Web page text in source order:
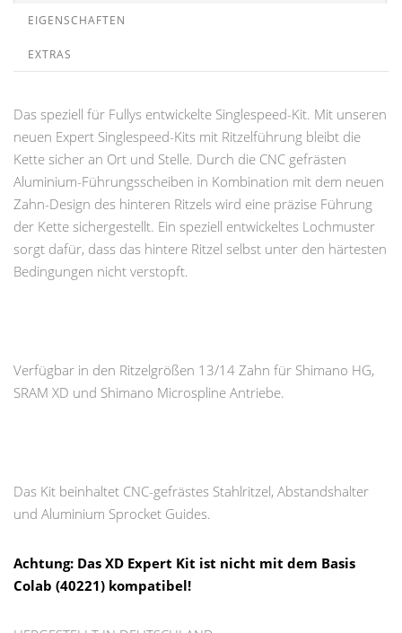
EIGENSCHAFTEN
EXTRAS
Das speziell für Fullys entwickelte Singlespeed-Kit. Mit unseren
neuen Expert Singlespeed-Kits mit Ritzelführung bleibt die
Kette sicher an Ort und Stelle. Durch die CNC gefrästen
Aluminium-Führungsscheiben in Kombination mit dem neuen
Zahn-Design des hinteren Ritzels wird eine präzise Führung
der Kette sichergestellt. Ein speziell entwickeltes Lochmuster
sorgt dafür, dass das hintere Ritzel selbst unter den härtesten
Bedingungen nicht verstopft.
Verfügbar in den Ritzelgrößen 13/14 Zahn für Shimano HG,
SRAM XD und Shimano Microspline Antriebe.
Das Kit beinhaltet CNC-gefrästes Stahlritzel, Abstandshalter
und Aluminium Sprocket Guides.
Achtung: Das XD Expert Kit ist nicht mit dem Basis
Colab (40221) kompatibel!